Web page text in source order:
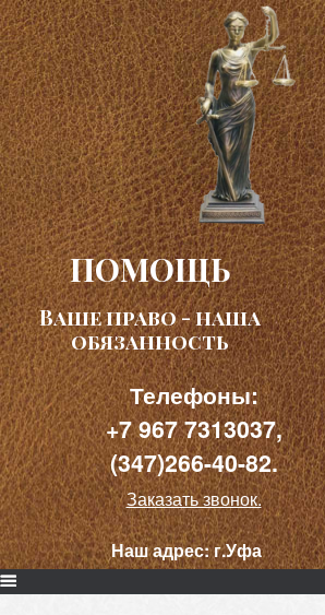
ПОМОЩЬ
Ваше право - наша
обязанность
Телефоны:
+7 967 7313037,
(347)266-40-82.
Заказать звонок.
Наш адрес:г.Уфа